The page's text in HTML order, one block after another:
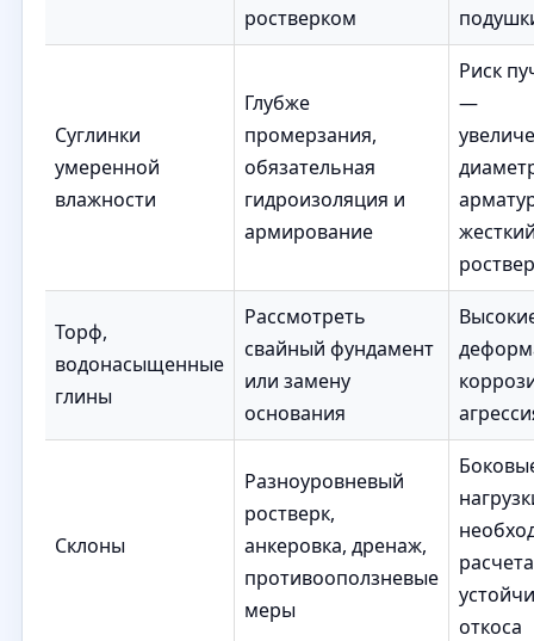
ростверком
Суглинки
умеренной
влажности
Глубже
промерзания,
обязательная
гидроизоляция и
армирование
Риск
—
Торф,
водонасыщенные
глины
Рассмотреть
свайный фундамент
или замену
основания
Склоны
Разноуровневый
ростверк,
анкеровка, дренаж,
противооползневые
меры
расчета
откоса